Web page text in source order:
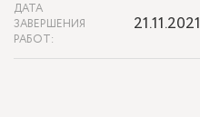
ДАТА
ЗАВЕРШЕНИЯ
РАБОТ:
21.11.2021